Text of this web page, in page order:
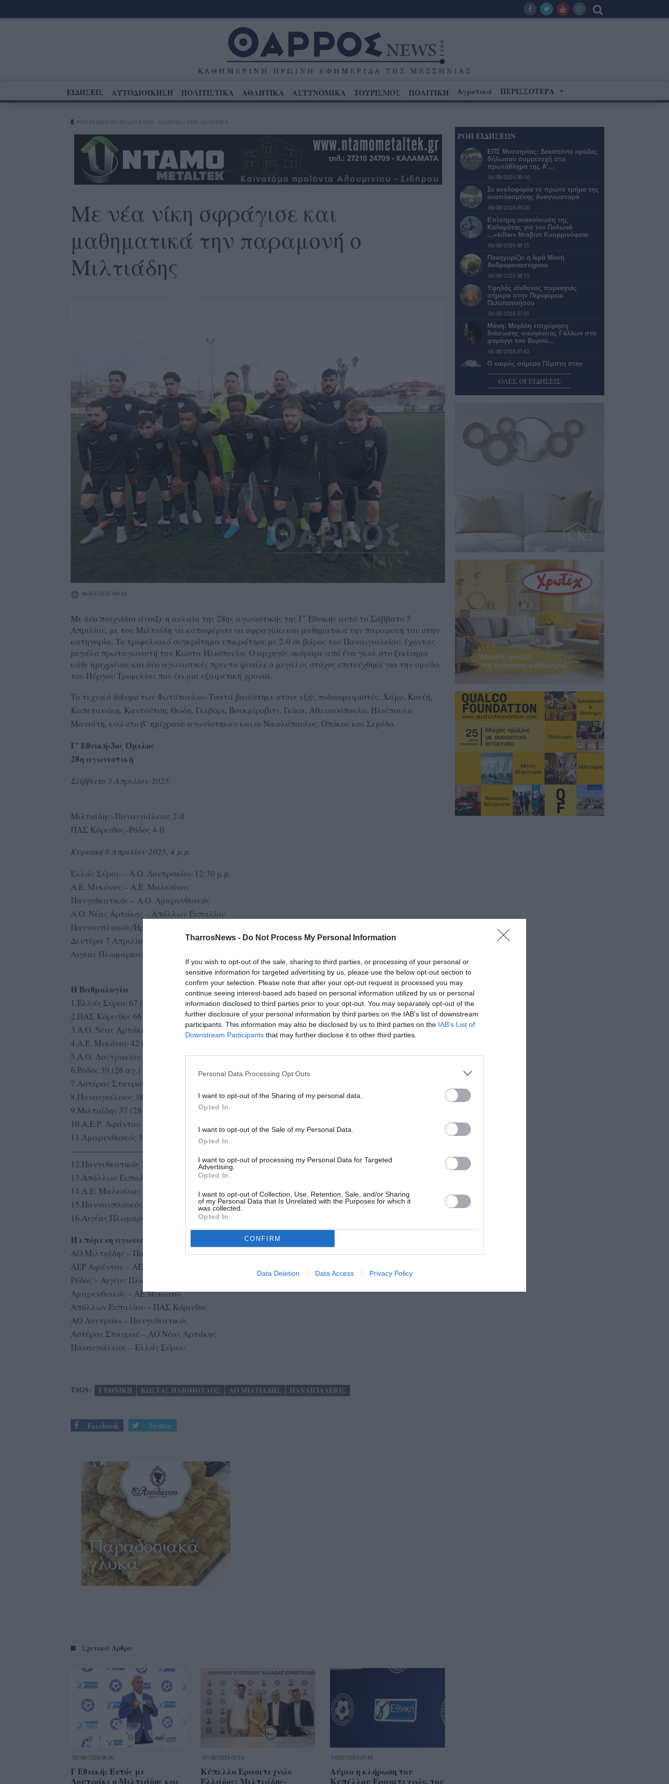
TharrosNews - Do Not Process My Personal Information
If you wish to opt-out of the sale, sharing to third parties, or processing of your personal or
sensitive information for targeted advertising by us, please use the below opt-out section to
confirm your selection. Please note that after your opt-out request is processed you may
continue seeing interest-based ads based on personal information utilized by us or personal
information disclosed to third parties prior to your opt-out. You may separately opt-out of the
further disclosure of your personal information by third parties on the IAB’s list of downstream
participants. This information may also be disclosed by us to third parties on the IAB’s List of
Downstream Participants that may further disclose it to other third parties.
Personal Data Processing Opt Outs
I want to opt-out of the Sharing of my personal data.
Opted In
I want to opt-out of the Sale of my Personal Data.
Opted In
I want to opt-out of processing my Personal Data for Targeted
Advertising.
Opted In
I want to opt-out of Collection, Use, Retention, Sale, and/or Sharing
of my Personal Data that Is Unrelated with the Purposes for which it
was collected.
Opted In
CONFIRM
Data Deletion Data Access Privacy Policy
ΕΙΔΗΣΕΙΣ ΑΥΤΟΔΙΟΙΚΗΣΗ ΠΟΛΙΤΙΣΤΙΚΑ ΑΘΛΗΤΙΚΑ ΑΣΤΥΝΟΜΙΚΑ ΤΟΥΡΙΣΜΟΣ ΠΟΛΙΤΙΚΗ Αγροτικά ΠΕΡΙΣΣΟΤΕΡΑ
Με νέα νίκη σφράγισε και
μαθηματικά την παραμονή ο
Μιλτιάδης
06/04/2025 00:01
Με δύο παιχνίδια άνοιξε η αυλαία της 28ης αγωνιστικής της Γ’ Εθνικής αυτό το Σάββατο 5
Απριλίου, με τον Μιλτιάδη να καταφέρνει να σφραγίσει και μαθηματικά την παραμονή του στην
κατηγορία. Το τριφυλιακό συγκρότημα επικράτησε με 2-0 σε βάρος του Παναιγιαλείου, έχοντας
μεγάλο πρωταγωνιστή τον Κώστα Ηλιόπουλο. Ο αρχηγός σκόραρε από ένα γκολ στο ξεκίνημα
κάθε ημιχρόνου και δύο αγωνιστικές πριν το φινάλε ο μεγάλος στόχος επιτεύχθηκε για την ομάδα
του Πύργου Τριφυλίας που ζει μια εξαιρετική χρονιά.
Το τεχνικό δίδυμο των Φωτόπουλου-Τσατά βασίστηκε στους εξής ποδοσφαιριστές: Χάμο, Κουζή,
Καπετανάκη, Καντούτση, Θώδη, Γκεβόρι, Βουκμίροβιτς, Γκίκα, Αθανασόπουλο, Ηλιόπουλο,
Μανιάτη, ενώ στο β’ ημίχρονο αγωνίστηκαν και οι Νικολόπουλος, Οπόκου και Σεμέδο.
Γ’ Εθνική-3ος Όμιλος
28η αγωνιστική
Σάββατο 5 Απριλίου 2025
Μιλτιάδης–Παναιγιάλειος 2-0
ΠΑΣ Κόρινθος–Ρόδος 4-0
Κυριακή 6 Απριλίου 2025, 4 μ.μ.
Ελλάς Σύρου – Α.Ο. Λουτρακίου 12:30 μ.μ.
Α.Ε. Μυκόνου – Α.Ε. Μαλεσίνας
Πανγυθεατικός – Α.Ο. Αμαρυνθιακός
Α.Ο. Νέας Αρτάκης – Απόλλων Ευπαλίου
Πανναυπλιακός/Ηρακλής – Αστέρας Σταυρού
Δευτέρα 7 Απριλίου 2025, 13:30
Αιγέας Πλωμαρίου – Α.Ε.Ρ. Αφάντου
Η Βαθμολογία
1.Ελλάς Σύρου 67 (27 αγ.)
2.ΠΑΣ Κόρινθος 66 (28 αγ.)
3.Α.Ο. Νέας Αρτάκης 46 (26 αγ.)
4.Α.Ε. Μυκόνου 42 (26 αγ.)
5.Α.Ο. Λουτρακίου 40 (26 αγ.)
6.Ρόδος 39 (26 αγ.)
7.Αστέρας Σταυρού 39 (27 αγ.)
8.Παναιγιάλειος 38 (27 αγ.)
9.Μιλτιάδης 37 (28 αγ.)
10.Α.Ε.Ρ. Αφάντου 36 (27 αγ.)
11.Αμαρυνθιακός 33 (27 αγ.)
————————————————
12.Πανγυθεατικός 27 (27 αγ.)
13.Απόλλων Ευπαλίου 27 (27 αγ.)
14.Α.Ε. Μαλεσίνας 22 (27 αγ.)
15.Πανναυπλιακός/Ηρακλής 19 (27 αγ.)
16.Αιγέας Πλωμαρίου 16 (25 αγ.)
Η επόμενη αγωνιστική, 13/4
ΑΟ Μιλτιάδης – Πανναυπλιακός
ΑΕΡ Αφάντου – ΑΕ Μαλεσίνας
Ρόδος – Αιγέας Πλωμαρίου
Αμαρυνθιακός – ΑΕ Μυκόνου
Απόλλων Ευπαλίου – ΠΑΣ Κόρινθος
ΑΟ Λουτράκι – Πανγυθεατικός
Αστέρας Σταυρού – ΑΟ Νέας Αρτάκης
Παναιγιάλειος – Ελλάς Σύρου
TAGS: Γ ΕΘΝΙΚΗ ΚΩΣΤΑΣ ΗΛΙΟΠΟΥΛΟΣ ΑΟ ΜΙΛΤΙΑΔΗΣ ΠΑΝΑΙΓΙΑΛΕΙΟΣ
Facebook Twitter
Σχετικά Άρθρα
02/08/2026 08:00
Γ Εθνική: Εντός με
Λουτράκι ο Μιλτιάδης και
01/08/2026 09:30
Κύπελλο Ερασιτεχνών
Ελλάδος: Μιλτιάδης-
30/07/2026 07:45
Αύριο η κλήρωση του
Κυπέλλου Ερασιτεχνών, του
ΡΟΗ ΕΙΔΗΣΕΩΝ
ΕΠΣ Μεσσηνίας: Δεκαπέντε ομάδες
δήλωσαν συμμετοχή στο
πρωτάθλημα της Α’…
06/08/2026 09:10
Σε κυκλοφορία το πρώτο τμήμα της
αναπλασμένης Αναγνωσταρά
06/08/2026 09:00
Επίσημη ανακοίνωση της
Καλαμάτας για τον Πολωνό
…«killer» Ντάβιντ Κουρμινόφσκι
06/08/2026 08:23
Πανηγυρίζει η Ιερά Μονή
Ανδρομοναστηρίου
06/08/2026 08:12
Υψηλός κίνδυνος πυρκαγιάς
σήμερα στην Περιφέρεια
Πελοποννήσου
06/08/2026 07:53
Μάνη: Μεγάλη επιχείρηση
διάσωσης οικογένειας Γάλλων στο
φαράγγι του Βυρού…
06/08/2026 07:42
Ο καιρός σήμερα Πέμπτη στην
06/08/2026 07:19
Επερώτηση της Λαϊκής
05/08/2026 22:30
Νέα φοιτητική εστία… Μια λύση που
θα άφηνε «ήσυχους» τους…
ΟΛΕΣ ΟΙ ΕΙΔΗΣΕΙΣ